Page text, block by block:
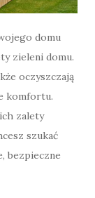
domu
zieleni domu.
oczyszczają
komfortu.
zalety
szukać
bezpieczne